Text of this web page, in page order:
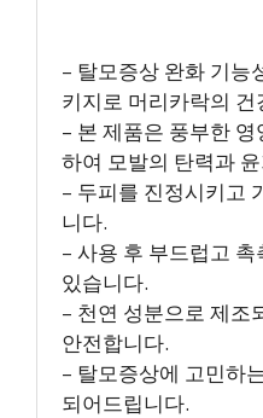
– 탈모증상 완화 기능
키지로 머리카락의
– 본 제품은 풍부한
하여 모발의 탄력과
– 두피를 진정시키고
니다.
– 사용 후 부드럽고
있습니다.
– 천연 성분으로 제조
안전합니다.
– 탈모증상에 고민하
되어드립니다.